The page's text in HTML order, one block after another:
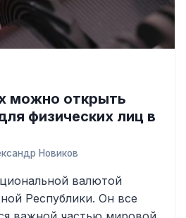
можно открыть
физических лиц в
Новиков
валютой
Республики. Он все